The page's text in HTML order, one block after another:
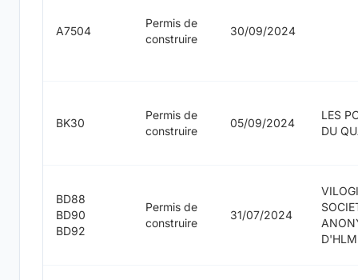
A7504
Permis de
construire
30/09/2024
BK30
Permis de
construire
05/09/2024
LES
DU
BD88
BD90
BD92
Permis de
construire
31/07/2024
D'HLM